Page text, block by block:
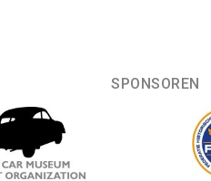
SPONSOREN